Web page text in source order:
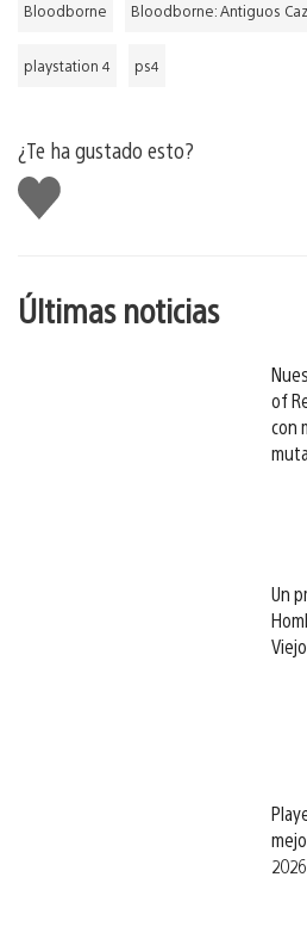
Bloodborne Bloodborne: Antiguos
playstation 4 ps4
¿Te ha gustado esto?
Me
gusta
Últimas noticias
of
con
Un
2026